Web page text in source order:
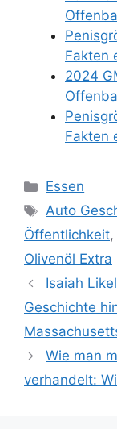
Fakten
2024
Fakten
Categories
Essen
Tags
Auto
Öffentlichkeit,
Olivenöl Extra
Isaiah
Geschichte
Wie man
verhandelt: